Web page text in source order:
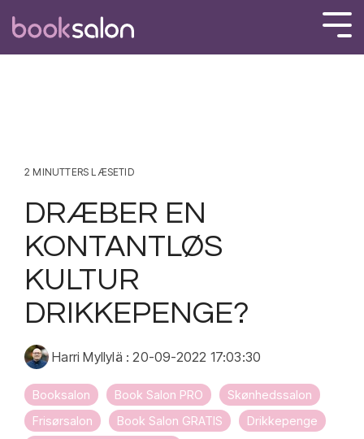
the
main
2 MINUTTERS LÆSETID
DRÆBER EN
KONTANTLØS
KULTUR
DRIKKEPENGE?
Harri Myllylä :20-09-2022 17:03:30
Booksalon Book Salon PRO
Skønhedssalon
Frisørsalon
Book Salon GRATIS
Drikkepenge